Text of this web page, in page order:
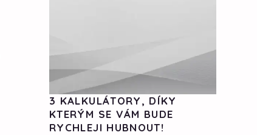
3 KALKULÁTORY, DÍKY
KTERÝM SE VÁM BUDE
RYCHLEJI HUBNOUT!